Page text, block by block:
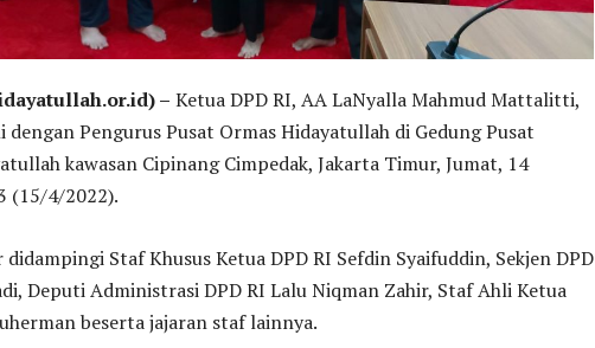
– Ketua DPD RI, AA LaNyalla Mahmud Mattalitti,
Pengurus Pusat Ormas Hidayatullah di Gedung Pusat
kawasan Cipinang Cimpedak, Jakarta Timur, Jumat, 14
(15/4/2022).
Staf Khusus Ketua DPD RI Sefdin Syaifuddin, Sekjen DPD
Deputi Administrasi DPD RI Lalu Niqman Zahir, Staf Ahli Ketua
beserta jajaran staf lainnya.